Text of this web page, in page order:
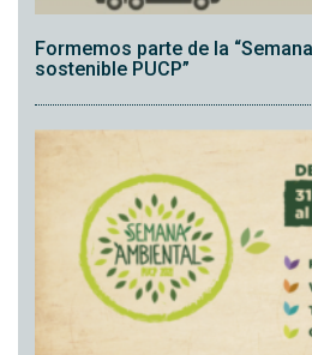
Formemos parte de la
sostenible PUCP”